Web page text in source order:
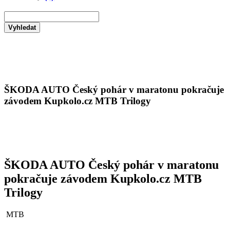
Vyhledat
ŠKODA AUTO Český pohár v maratonu pokračuje
závodem Kupkolo.cz MTB Trilogy
ŠKODA AUTO Český pohár v maratonu
pokračuje závodem Kupkolo.cz MTB
Trilogy
MTB